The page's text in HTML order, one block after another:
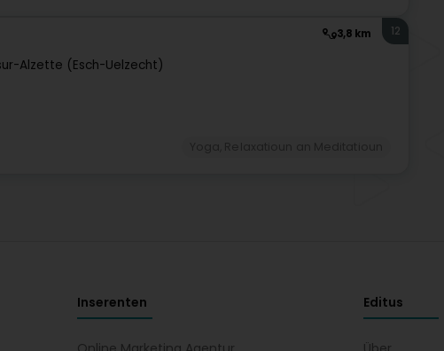
3,8 km
Alzette (Esch-Uelzecht)
12
Inserenten Editus